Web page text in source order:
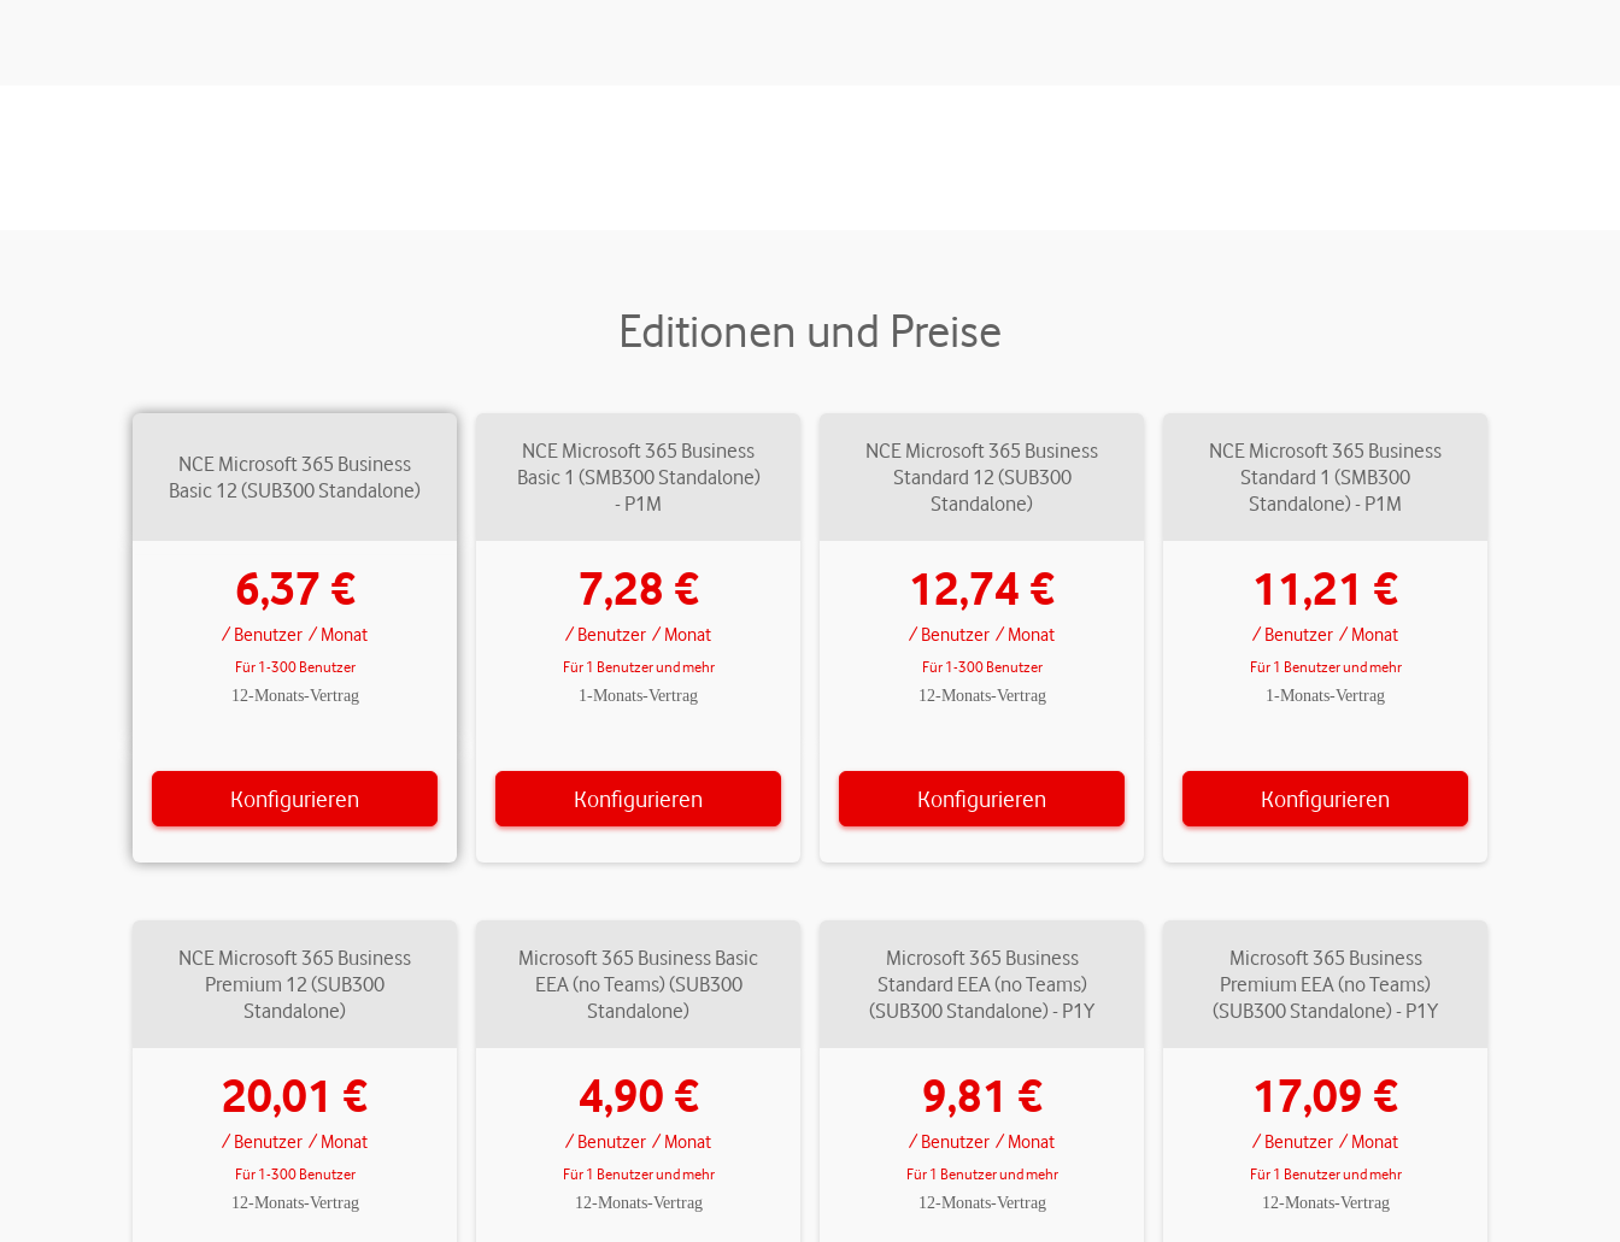
Editionen und Preise
NCE Microsoft 365 Business
Basic 12 (SUB300 Standalone)
NCE Microsoft 365 Business
Basic 1 (SMB300 Standalone)
- P1M
NCE Microsoft 365 Business
Standard 12 (SUB300
Standalone)
NCE Microsoft 365 Business
Standard 1 (SMB300
Standalone) - P1M
6,37 €
/ Benutzer / Monat
Für 1-300 Benutzer
12-Monats-Vertrag
7,28 €
/ Benutzer / Monat
Für 1 Benutzer und mehr
1-Monats-Vertrag
12,74 €
/ Benutzer / Monat
Für 1-300 Benutzer
12-Monats-Vertrag
11,21 €
/ Benutzer / Monat
Für 1 Benutzer und mehr
1-Monats-Vertrag
Konfigurieren Konfigurieren Konfigurieren Konfigurieren
NCE Microsoft 365 Business
Premium 12 (SUB300
Standalone)
Microsoft 365 Business Basic
EEA (no Teams) (SUB300
Standalone)
Microsoft 365 Business
Standard EEA (no Teams)
(SUB300 Standalone) - P1Y
Microsoft 365 Business
Premium EEA (no Teams)
(SUB300 Standalone) - P1Y
20,01 €
/ Benutzer / Monat
Für 1-300 Benutzer
12-Monats-Vertrag
4,90 €
/ Benutzer / Monat
Für 1 Benutzer und mehr
12-Monats-Vertrag
9,81 €
/ Benutzer / Monat
Für 1 Benutzer und mehr
12-Monats-Vertrag
17,09 €
/ Benutzer / Monat
Für 1 Benutzer und mehr
12-Monats-Vertrag